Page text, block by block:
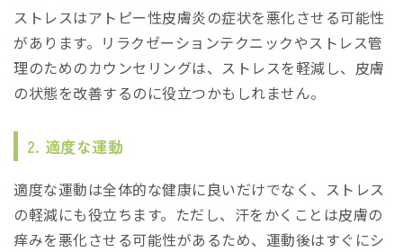
ストレスはアトピー性皮膚炎の症状を悪化させる可能性
があります。リラクゼーションテクニックやストレス管
理のためのカウンセリングは、ストレスを軽減し、皮膚
の状態を改善するのに役立つかもしれません。
2. 適度な運動
適度な運動は全体的な健康に良いだけでなく、ストレス
の軽減にも役立ちます。ただし、汗をかくことは皮膚の
痒みを悪化させる可能性があるため、運動後はすぐにシ